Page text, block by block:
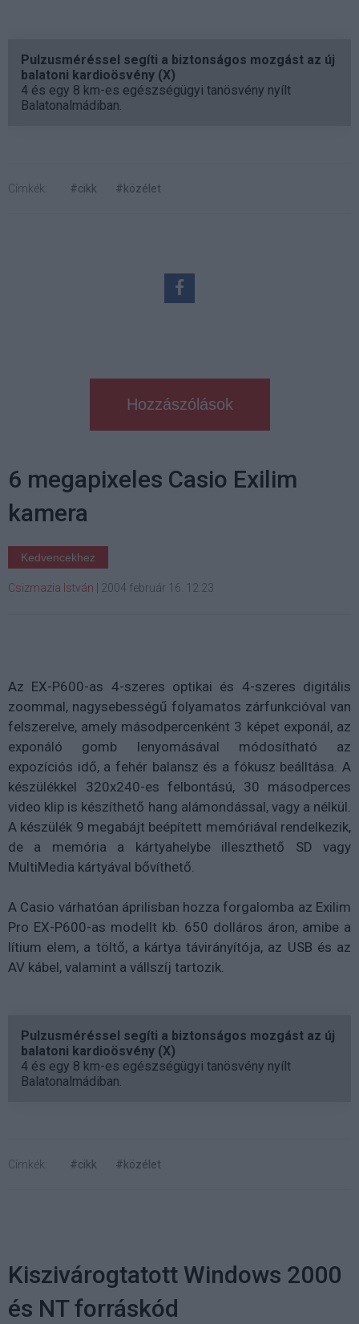
Pulzusméréssel segíti a biztonságos mozgást az új
balatoni kardioösvény (X)
4 és egy 8 km-es egészségügyi tanösvény nyílt
Balatonalmádiban.
Címkék: #cikk #közélet
Hozzászólások
6 megapixeles Casio Exilim
kamera
Kedvencekhez
Csizmazia István 2004 február 16. 12:23
Az EX-P600-as 4-szeres optikai és 4-szeres digitális
zoommal, nagysebességű folyamatos zárfunkcióval van
felszerelve, amely másodpercenként 3 képet exponál, az
exponáló gomb lenyomásával módosítható az
expozíciós idő, a fehér balansz és a fókusz beálltása. A
készülékkel 320x240-es felbontású, 30 másodperces
video klip is készíthető hang alámondással, vagy a nélkül.
A készülék 9 megabájt beépített memóriával rendelkezik,
de a memória a kártyahelybe illeszthető SD vagy
MultiMedia kártyával bővíthető.
A Casio várhatóan áprilisban hozza forgalomba az Exilim
Pro EX-P600-as modellt kb. 650 dolláros áron, amibe a
lítium elem, a töltő, a kártya távirányítója, az USB és az
AV kábel, valamint a vállszíj tartozik.
Pulzusméréssel segíti a biztonságos mozgást az új
balatoni kardioösvény (X)
4 és egy 8 km-es egészségügyi tanösvény nyílt
Balatonalmádiban.
Címkék: #cikk #közélet
Kiszivárogtatott Windows 2000
és NT forráskód